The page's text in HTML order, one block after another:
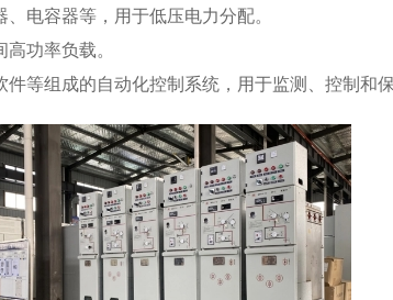
电容器等，用于低压电力分配。
功率负载。
等组成的自动化控制系统，用于监测、控制和保